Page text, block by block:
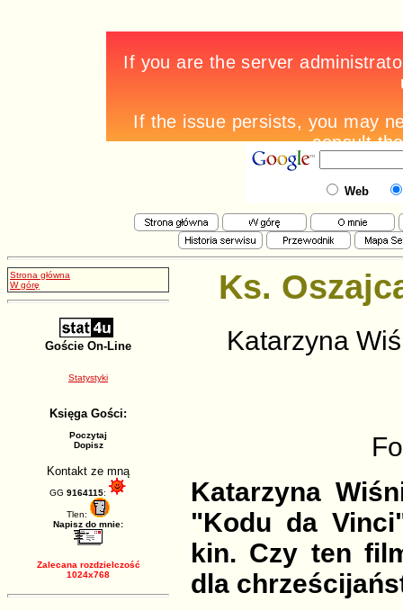
Web
Strona główna
W górę
Goście On-Line
Statystyki
Księga Gości:
Poczytaj
Dopisz
Kontakt ze mną
GG 9164115:
Tlen:
Napisz do mnie:
Zalecana rozdzielczość
1024x768
Ks.
Katarzyna
Katarzyna
"Kodu da
kin. Czy ten
dla